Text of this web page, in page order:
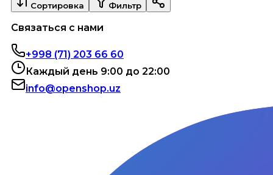
Сортировка Фильтр
Связаться с нами
+998 (71) 203 66 60
Каждый день 9:00 до 22:00
info@openshop.uz